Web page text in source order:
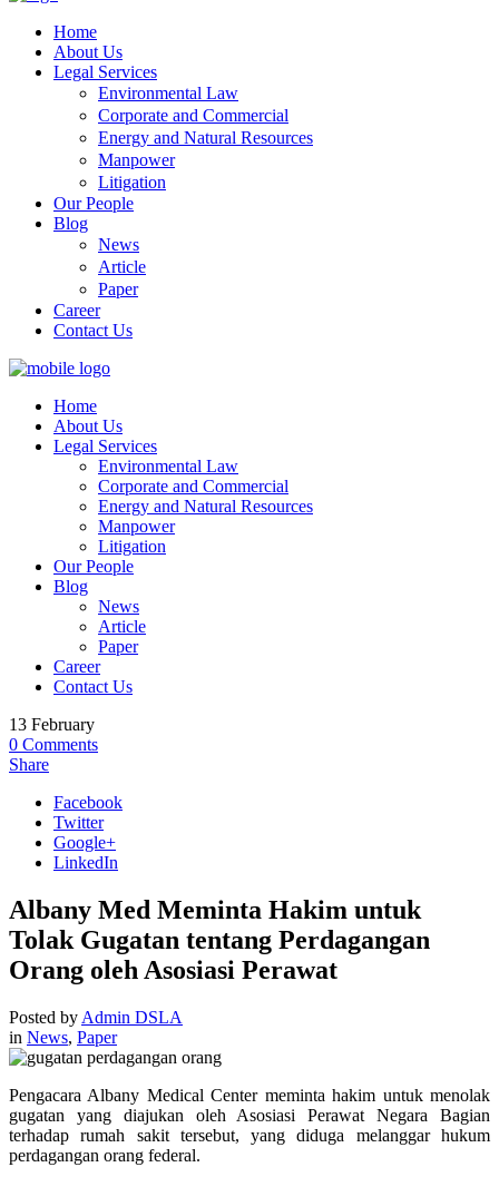
Home
About Us
Legal Services
Environmental Law
Corporate and Commercial
Energy and Natural Resources
Manpower
Litigation
Our People
Blog
News
Article
Paper
Career
Contact Us
Home
About Us
Legal Services
Environmental Law
Corporate and Commercial
Energy and Natural Resources
Manpower
Litigation
Our People
Blog
News
Article
Paper
Career
Contact Us
13 February
0 Comments
Share
Facebook
Twitter
Google+
LinkedIn
Albany Med Meminta Hakim untuk
Tolak Gugatan tentang Perdagangan
Orang oleh Asosiasi Perawat
Posted by Admin DSLA
in News, Paper
Pengacara Albany Medical Center meminta hakim untuk menolak
gugatan yang diajukan oleh Asosiasi Perawat Negara Bagian
terhadap rumah sakit tersebut, yang diduga melanggar hukum
perdagangan orang federal.